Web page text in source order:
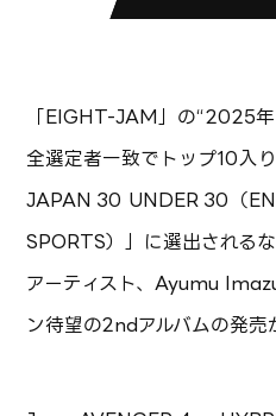
「EIGHT-JAM」の“2025
全選定者一致でトップ10入
JAPAN 30 UNDER 30（
SPORTS）」に選出される
アーティスト、Ayumu
ン待望の2ndアルバムの発売